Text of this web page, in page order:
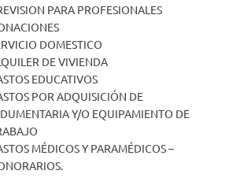
PARA PROFESIONALES
DOMESTICO
DE VIVIENDA
EDUCATIVOS
POR ADQUISICIÓN DE
Y/O EQUIPAMIENTO DE
MÉDICOS Y PARAMÉDICOS –